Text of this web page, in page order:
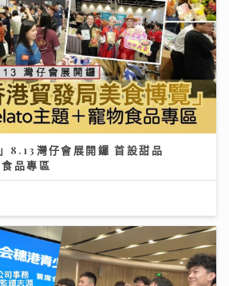
8.13灣仔會展開鑼 首設甜品
品專區